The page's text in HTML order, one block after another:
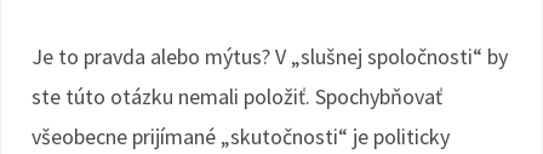
Je to pravda alebo mýtus? V „slušnej spoločnosti“ by
ste túto otázku nemali položiť. Spochybňovať
všeobecne prijímané „skutočnosti“ je politicky